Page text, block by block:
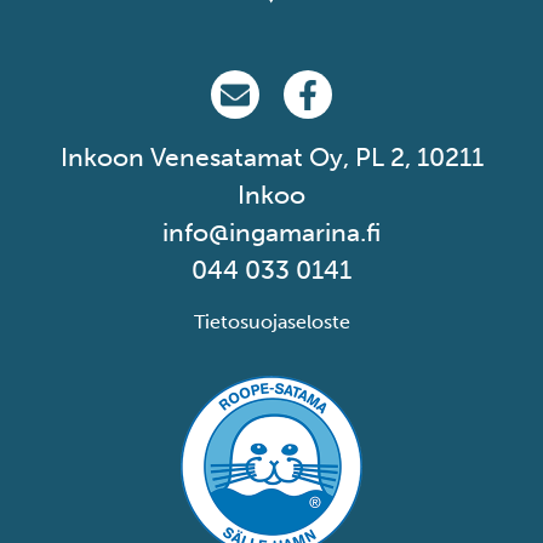
Ingå Marina på emailIngå Marina på Facebook
Inkoon Venesatamat Oy, PL 2, 10211
Inkoo
info@ingamarina.fi
044 033 0141
Tietosuojaseloste